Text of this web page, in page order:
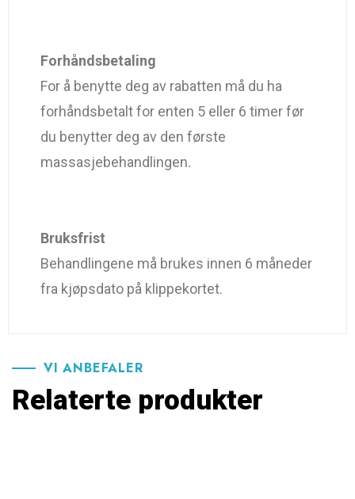
Forhåndsbetaling
For å benytte deg av rabatten må du ha
forhåndsbetalt for enten 5 eller 6 timer før
du benytter deg av den første
massasjebehandlingen.
Bruksfrist
Behandlingene må brukes innen 6 måneder
fra kjøpsdato på klippekortet.
VI ANBEFALER
Relaterte produkter